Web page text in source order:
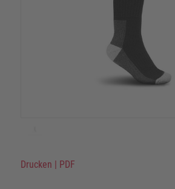
Drucken PDF